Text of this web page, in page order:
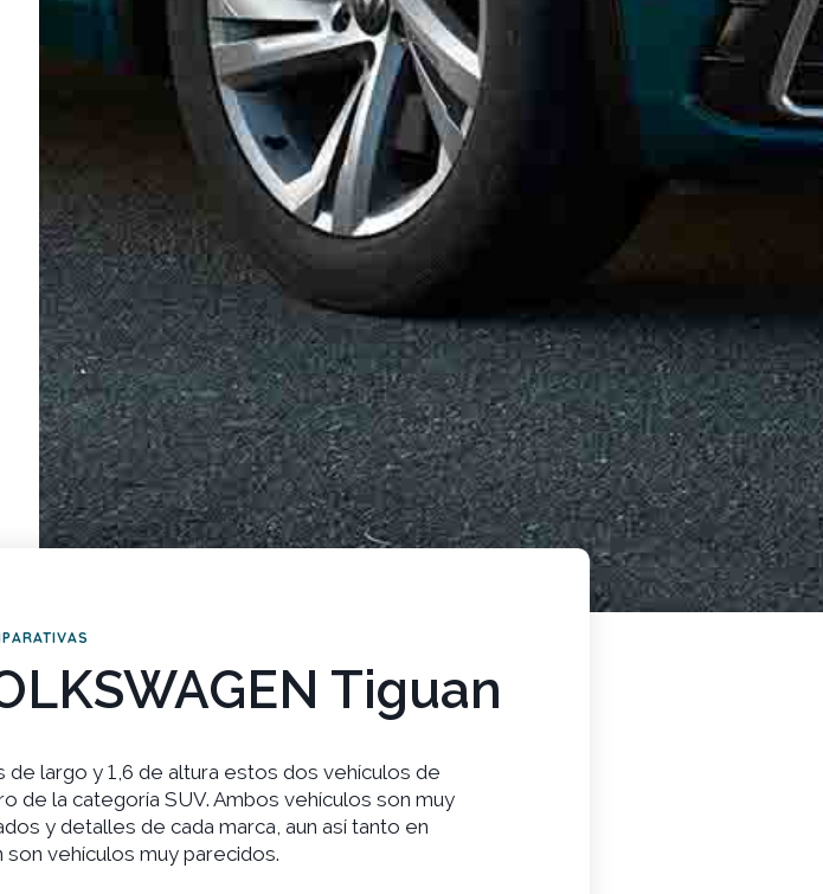
Tiguan
largo y 1,6 de altura estos dos vehículos de
de la categoría SUV. Ambos vehículos son muy
y detalles de cada marca, aun así tanto en
vehículos muy parecidos.